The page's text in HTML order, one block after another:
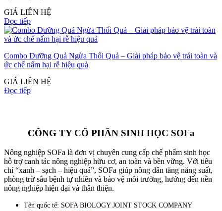
GIÁ LIÊN HỆ
Đọc tiếp
Combo Dưỡng Quả Ngừa Thối Quả – Giải pháp bảo vệ trái toàn và
ức chế nấm hại rễ hiệu quả
GIÁ LIÊN HỆ
Đọc tiếp
CÔNG TY CỔ PHẦN SINH HỌC SOFa
Nông nghiệp SOFa là đơn vị chuyên cung cấp chế phẩm sinh học
hỗ trợ canh tác nông nghiệp hữu cơ, an toàn và bền vững. Với tiêu
chí “xanh – sạch – hiệu quả”, SOFa giúp nông dân tăng năng suất,
phòng trừ sâu bệnh tự nhiên và bảo vệ môi trường, hướng đến nền
nông nghiệp hiện đại và thân thiện.
Tên quốc tế: SOFA BIOLOGY JOINT STOCK COMPANY